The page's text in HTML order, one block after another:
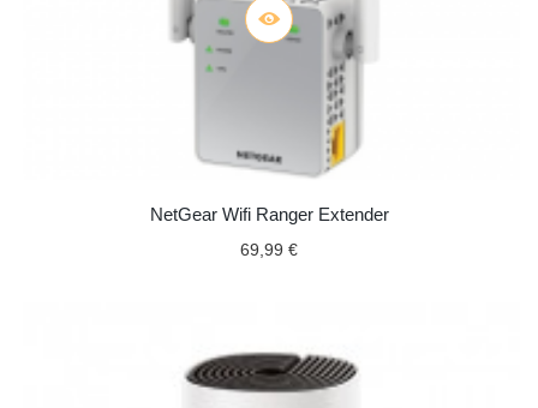
NetGear Wifi Ranger Extender
69,99 €